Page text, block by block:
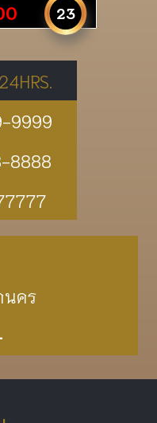
23
9999
8888
นคร